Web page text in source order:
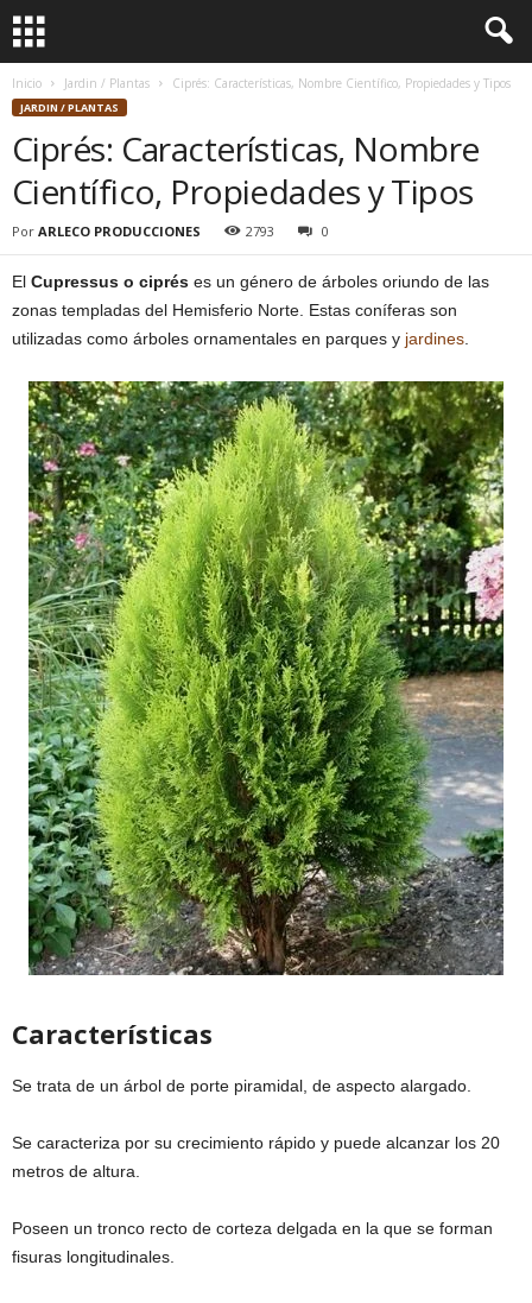
Inicio Jardin / Plantas Ciprés: Características, Nombre Científico, Propiedades y Tipos
JARDIN / PLANTAS
Ciprés: Características, Nombre
Científico, Propiedades y Tipos
Por ARLECO PRODUCCIONES 2793 0
El Cupressus o ciprés es un género de árboles oriundo de las
zonas templadas del Hemisferio Norte. Estas coníferas son
utilizadas como árboles ornamentales en parques y jardines
Características
Se trata de un árbol de porte piramidal, de aspecto alargado.
Se caracteriza por su crecimiento rápido y puede alcanzar los 20
metros de altura.
Poseen un tronco recto de corteza delgada en la que se forman
fisuras longitudinales.